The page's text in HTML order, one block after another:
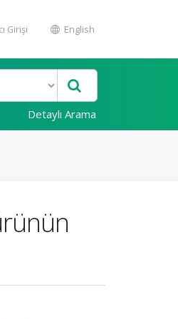
Girişi English
Detaylı Arama